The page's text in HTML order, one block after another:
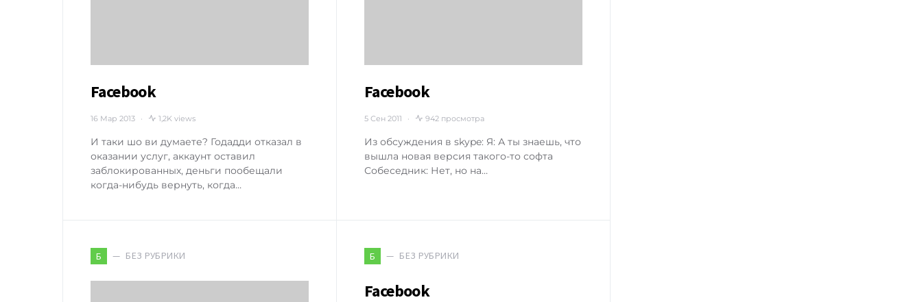
Facebook
16 Мар 2013 1,2K views
И таки шо ви думаете? Годадди отказал в
оказании услуг, аккаунт оставил
заблокированных, деньги пообещали
когда-нибудь вернуть, когда…
Facebook
5 Сен 2011 942 просмотра
Из обсуждения в skype: Я: А ты знаешь, что
вышла новая версия такого-то софта
Собеседник: Нет, но на…
Б БЕЗ РУБРИКИ Б БЕЗ РУБРИКИ
Facebook